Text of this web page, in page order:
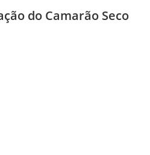
do Camarão Seco